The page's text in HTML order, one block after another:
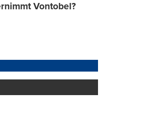
Vontobel?